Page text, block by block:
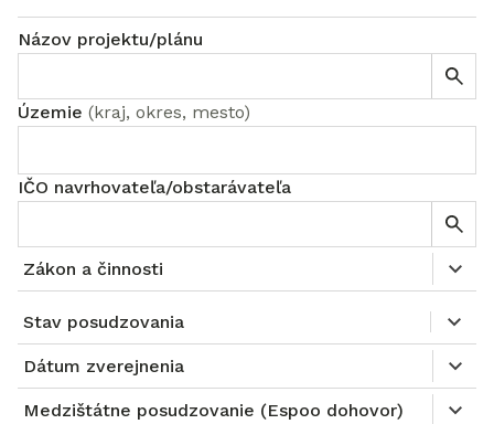
Názov projektu/plánu
Územie (kraj, okres, mesto)
IČO navrhovateľa/obstarávateľa
Zákon a činnosti
Stav posudzovania
Dátum zverejnenia
Medzištátne posudzovanie (Espoo dohovor)